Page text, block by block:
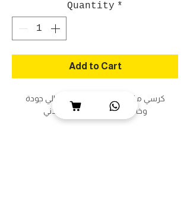
Quantity *
Add to Cart
كرسي مكتبي طبي فخم تبطين عالي جودة
وخامات ممتازة وهيكل معدني